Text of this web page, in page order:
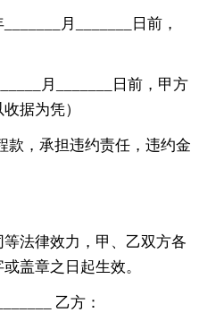
月_______日前，
月_______日前，甲方
据为凭）
款，承担违约责任，违约金
法律效力，甲、乙双方各
盖章之日起生效。
乙方：